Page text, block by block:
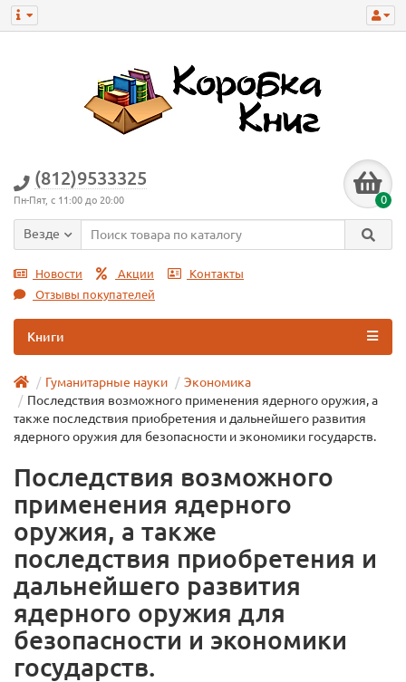
(812)9533325
Пн-Пят, с 11:00 до 20:00 0
Везде
Новости Акции
Контакты
Отзывы покупателей
Книги
Гуманитарные науки
Экономика
Последствия возможного применения ядерного оружия, а
также последствия приобретения и дальнейшего развития
ядерного оружия для безопасности и экономики государств.
Последствия возможного
применения ядерного
оружия, а также
последствия приобретения и
дальнейшего развития
ядерного оружия для
безопасности и экономики
государств.